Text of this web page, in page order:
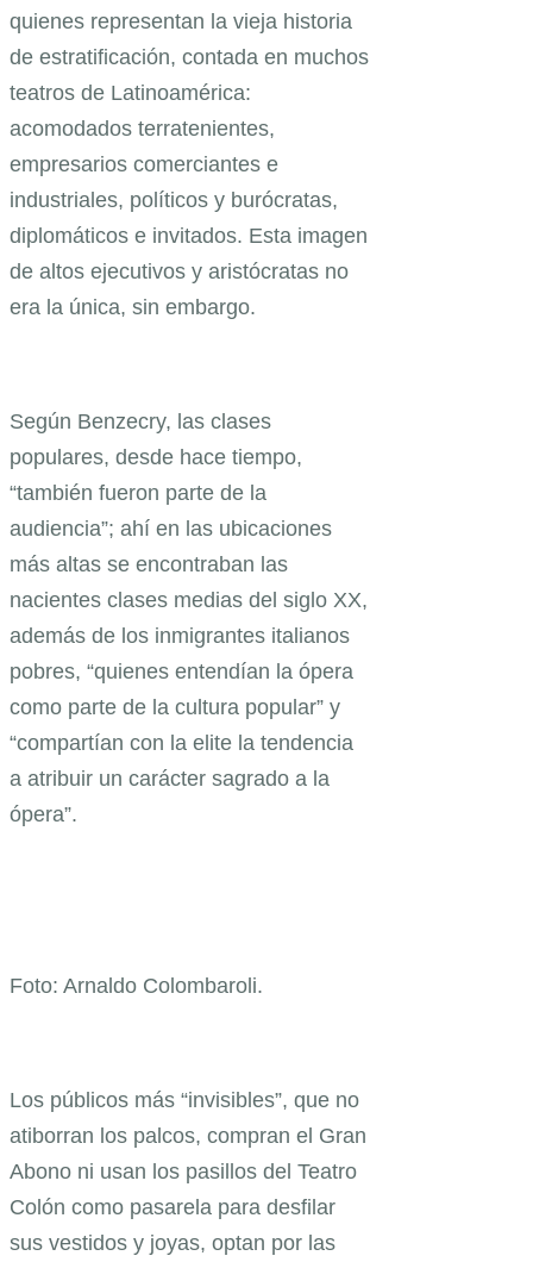
quienes representan la vieja historia
de estratificación, contada en muchos
teatros de Latinoamérica:
acomodados terratenientes,
empresarios comerciantes e
industriales, políticos y burócratas,
diplomáticos e invitados. Esta imagen
de altos ejecutivos y aristócratas no
era la única, sin embargo.
Según Benzecry, las clases
populares, desde hace tiempo,
“también fueron parte de la
audiencia”; ahí en las ubicaciones
más altas se encontraban las
nacientes clases medias del siglo XX,
además de los inmigrantes italianos
pobres, “quienes entendían la ópera
como parte de la cultura popular” y
“compartían con la elite la tendencia
a atribuir un carácter sagrado a la
ópera”.
Foto: Arnaldo Colombaroli.
Los públicos más “invisibles”, que no
atiborran los palcos, compran el Gran
Abono ni usan los pasillos del Teatro
Colón como pasarela para desfilar
sus vestidos y joyas, optan por las